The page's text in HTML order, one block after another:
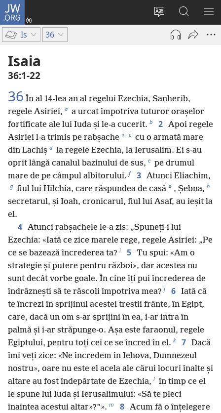
JW.ORG
Schimbaţi
limba
site-
Conectează-
deschide
Căutați
pe
JW.ORG
Is 36
Isaia
36:1-22
36 În al 14-lea an al regelui Ezechia, Sanherib,
regele Asiriei, a a urcat împotriva tuturor orașelor
fortificate ale lui Iuda și le-a cucerit. b 2 Apoi regele
Asiriei l-a trimis pe rabșache * c cu o armată mare
din Lachiș d la regele Ezechia, la Ierusalim. Ei s-au
oprit lângă canalul bazinului de sus, e pe drumul
mare de pe câmpul albitorului. f 3 Atunci Eliachim,
g fiul lui Hilchia, care răspundea de casă * , Șebna, h
secretarul, și Ioah, cronicarul, fiul lui Asaf, au ieșit la
el.
4 Atunci rabșachele le-a zis: „Spuneți-i lui
Ezechia: «Iată ce zice marele rege, regele Asiriei: „Pe
ce se bazează încrederea ta? i 5 Tu spui: «Am o
strategie și putere pentru război», dar acestea nu
sunt decât vorbe goale. În cine îți pui încrederea de
îndrăznești să te răscoli împotriva mea? j 6 Iată că
te încrezi în sprijinul acestei trestii frânte, în Egipt,
care, dacă un om s-ar sprijini în ea, i-ar intra în
palmă și i-ar străpunge-o. Așa este faraonul, regele
Egiptului, pentru toți cei ce se încred în el. k 7 Dacă
îmi veți zice: «Ne încredem în Iehova, Dumnezeul
nostru», oare nu este el acela ale cărui locuri înalte și
altare au fost îndepărtate de Ezechia, l în timp ce el
le spune lui Iuda și Ierusalimului: «Să te pleci
înaintea acestui altar»?”». m 8 Acum fă o înțelegere